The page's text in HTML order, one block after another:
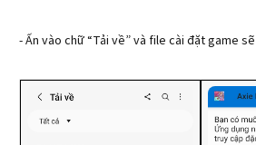
- Ấn vào chữ “Tải về” và file cài đặt game